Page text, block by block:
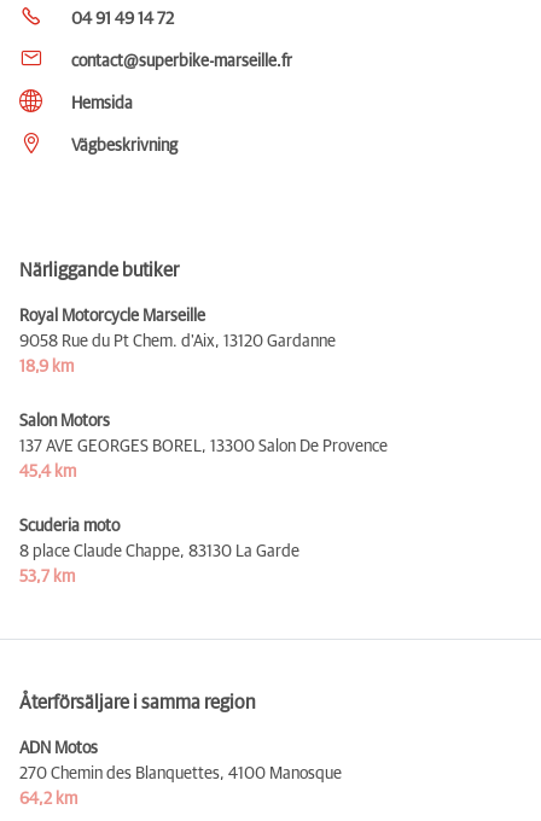
04 91 49 14 72
contact@superbike-marseille.fr
Hemsida
Vägbeskrivning
Närliggande butiker
Royal Motorcycle Marseille
9058 Rue du Pt Chem. d'Aix, 13120 Gardanne
18,9 km
Salon Motors
137 AVE GEORGES BOREL, 13300 Salon De Provence
45,4 km
Scuderia moto
8 place Claude Chappe, 83130 La Garde
53,7 km
Återförsäljare i samma region
ADN Motos
270 Chemin des Blanquettes, 4100 Manosque
64,2 km